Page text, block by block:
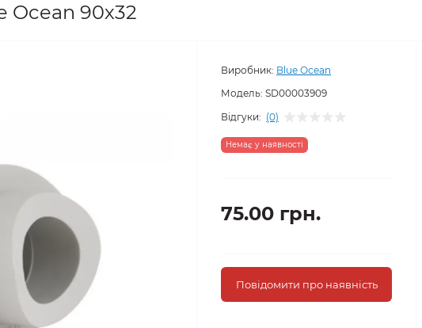
Ocean 90х32
Виробник: Blue Ocean
Модель: SD00003909
Відгуки: (0)
Немає у наявності
75.00 грн.
Повідомити про наявність